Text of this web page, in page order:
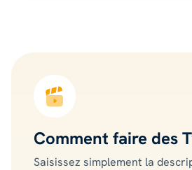
Comment faire des
Saisissez simplement la